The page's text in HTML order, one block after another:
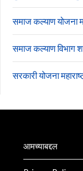
समाज कल्याण योजना
समाज कल्याण विभाग
सरकारी योजना
आमच्याबद्दल